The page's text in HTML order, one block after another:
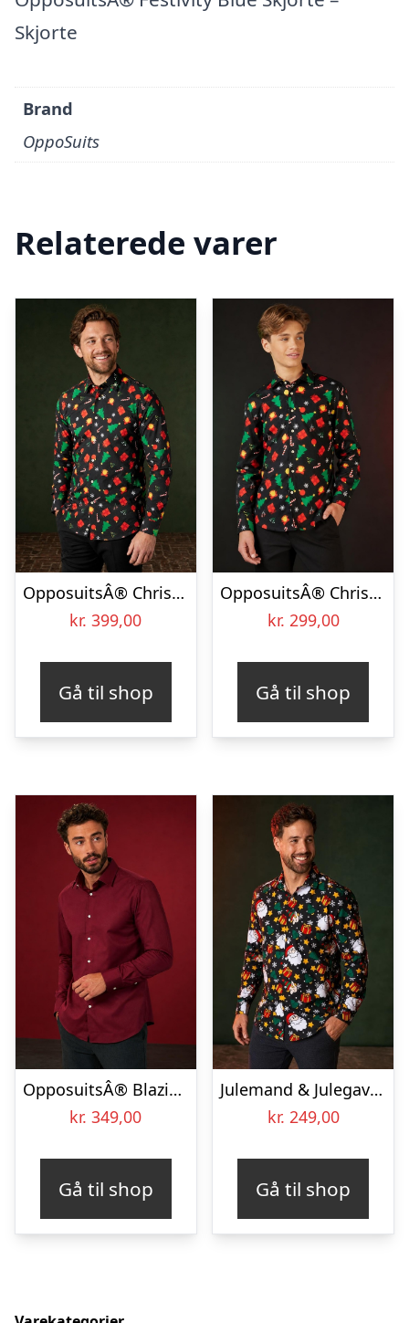
Skjorte
Brand
OppoSuits
Relaterede varer
OpposuitsÂ® Christmas Icons Black Skjorte
kr. 399,00
Gå til shop
OpposuitsÂ® Christmas Icons Black Teen Skjorte
kr. 299,00
Gå til shop
OpposuitsÂ® Blazing Burgundy Skjorte
kr. 349,00
Gå til shop
Julemand & Julegaver Skjorte
kr. 249,00
Gå til shop